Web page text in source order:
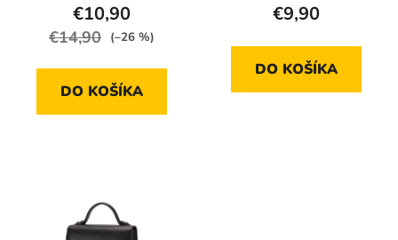
€10,90
€14,90 (–26 %)
DO KOŠÍKA
€9,90
DO KOŠÍKA